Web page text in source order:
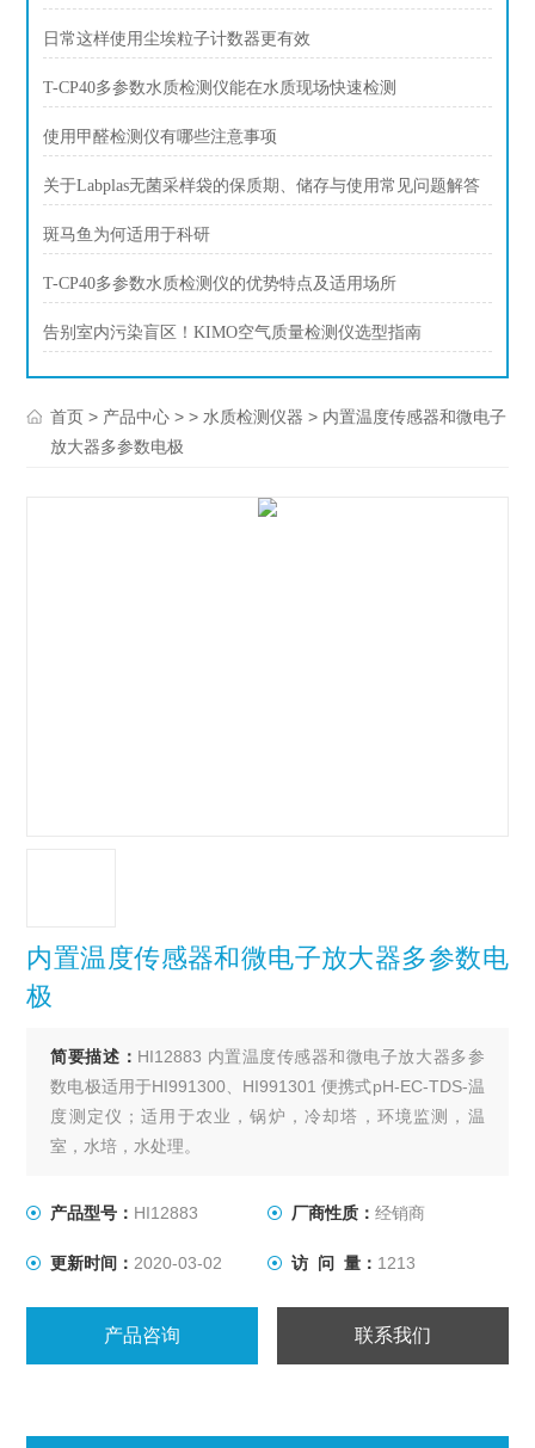
日常这样使用尘埃粒子计数器更有效
T-CP40多参数水质检测仪能在水质现场快速检测
使用甲醛检测仪有哪些注意事项
关于Labplas无菌采样袋的保质期、储存与使用常见问题解答
斑马鱼为何适用于科研
T-CP40多参数水质检测仪的优势特点及适用场所
告别室内污染盲区！KIMO空气质量检测仪选型指南
首页 > 产品中心 > > 水质检测仪器 > 内置温度传感器和微电子
放大器多参数电极
内置温度传感器和微电子放大器多参数电
极
简要描述： HI12883 内置温度传感器和微电子放大器多参
数电极适用于HI991300、HI991301 便携式pH-EC-TDS-温
度测定仪；适用于农业，锅炉，冷却塔，环境监测，温
室，水培，水处理。
产品型号： HI12883 厂商性质： 经销商
更新时间： 2020-03-02 访 问 量： 1213
产品咨询 联系我们